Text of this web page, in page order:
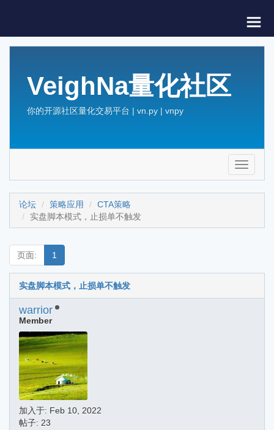
VeighNa量化社区
你的开源社区量化交易平台 | vn.py | vnpy
Toggle
论坛 策略应用
CTA策略
实盘脚本模式，止损单不触发
页面: 1
实盘脚本模式，止损单不触发
warrior
Member
加入于: Feb 10, 2022
帖子: 23